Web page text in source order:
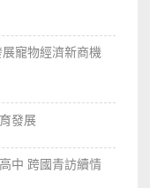
寵物經濟新商機
發展
中 跨國青訪續情